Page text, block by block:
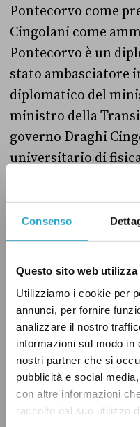
Consenso
Questo sito web utilizza
Utilizziamo i cookie per
annunci, per fornire
analizzare il nostro
informazioni sul modo
nostri partner che si
pubblicità e social
con altre informazioni
raccolto dal suo utilizzo
Pontecorvo come
Cingolani come
Pontecorvo è un
stato ambasciatore
diplomatico del
ministro della
governo Draghi
universitario di
l’amministratore
Alessandro
stato responsabile
Leonardo.Prima
amministratore
del governo
affidatopoco dopo
esecutivo alla fine
nomina di Cingolani
delle più dibattute
perché il nome